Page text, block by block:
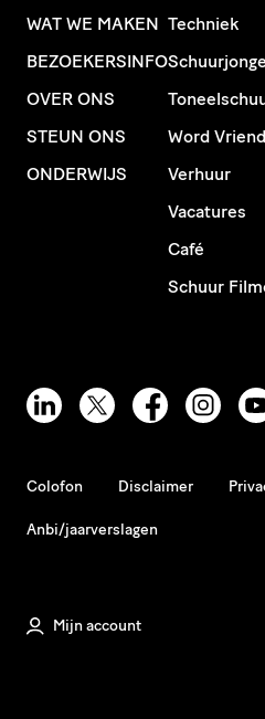
WAT WE MAKEN
BEZOEKERSINFO
OVER ONS
STEUN ONS
ONDERWIJS
Techniek
Word Vriend
Verhuur
Vacatures
Café
Schuur
Colofon Disclaimer
Anbi/jaarverslagen
Mijn account